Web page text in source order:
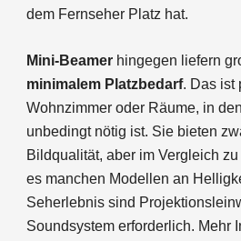
dem Fernseher Platz hat.
Mini-Beamerhingegen liefern
minimalem Platzbedarf. Das ist
Wohnzimmer oder Räume, in
unbedingt nötig ist. Sie bieten
Bildqualität, aber im Vergleich
es manchen Modellen an
Seherlebnis sind
Soundsystem erforderlich. Mehr